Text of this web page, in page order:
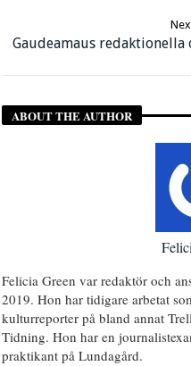
Gaudeamaus
ABOUT THE AUTHOR
Felicia Green var redaktör och
2019. Hon har tidigare arbetat
kulturreporter på bland annat
Tidning. Hon har en
praktikant på Lundagård.